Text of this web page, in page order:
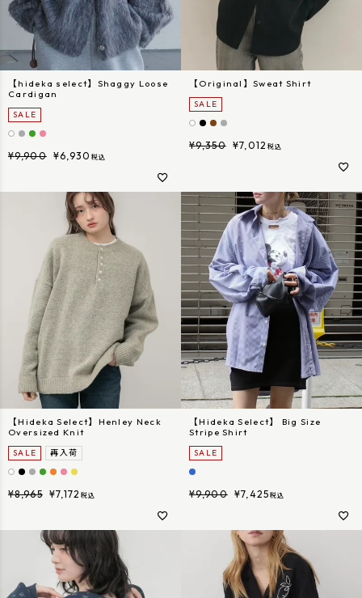
【hideka select】Shaggy Loose
Cardigan
SALE
¥9,900 ¥6,930 税込
【Original】Sweat Shirt
SALE
¥9,350 ¥7,012 税込
【Hideka Select】Henley Neck
Oversized Knit
SALE 再入荷
¥8,965 ¥7,172 税込
【Hideka Select】 Big Size
Stripe Shirt
SALE
¥9,900 ¥7,425 税込